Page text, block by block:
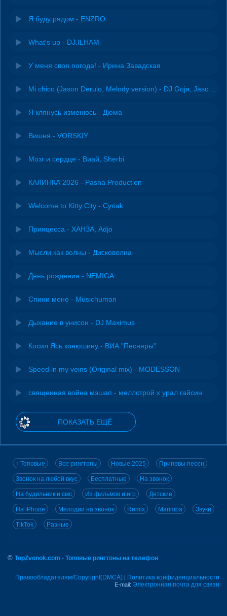
Я буду рядом - ENZRO
What's up - DJ.ILHAM
У меня своя погода! - Ирина Завадская
Я клянусь изменюсь - Дюма
Вишня - VORSKIY
Мозг и сердце - Виай, Sherbi
КАЛИНКА 2026 - Pasha Production
Welcome to Kitty City - Cyriak
Принцесса - ХАНЗА, Adjo
Мысли как волны - Дисковолна
День рождения - NEMIGA
Спини мене - Musichuman
Дыхание в унисон - DJ Maximus
Косил Ясь конюшину - ВИА "Песняры"
Speed in my veins (Original mix) - MODESSON
священная война мэшап - меллстрой х урал гайсин
ПОКАЗАТЬ ЕЩЁ
↑ Топовые Все рингтоны Новые 2025 Припевы песен
Звонок на любой вкус Бесплатные На звонок
На будильник и смс Из фильмов и игр Детские
На iPhone Мелодии на звонок Remix Marimba Звуки
TikTok Разные
© TopZvonok.com - Топовые рингтоны на телефон
Правообладателям/Copyright(DMCA) | Политика конфиденциальности
E-mail: Электронная почта для связи